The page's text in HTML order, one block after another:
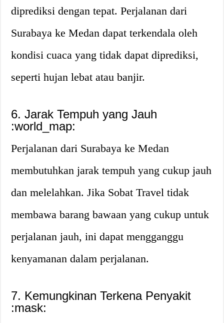
diprediksi dengan tepat. Perjalanan dari
Surabaya ke Medan dapat terkendala oleh
kondisi cuaca yang tidak dapat diprediksi,
seperti hujan lebat atau banjir.
6. Jarak Tempuh yang Jauh
:world_map:
Perjalanan dari Surabaya ke Medan
membutuhkan jarak tempuh yang cukup jauh
dan melelahkan. Jika Sobat Travel tidak
membawa barang bawaan yang cukup untuk
perjalanan jauh, ini dapat mengganggu
kenyamanan dalam perjalanan.
7. Kemungkinan Terkena Penyakit
:mask: